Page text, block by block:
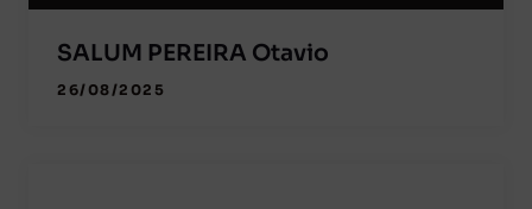
SALUM PEREIRA Otavio
26/08/2025